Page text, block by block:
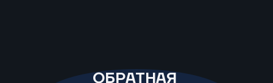
ОБРАТНАЯ